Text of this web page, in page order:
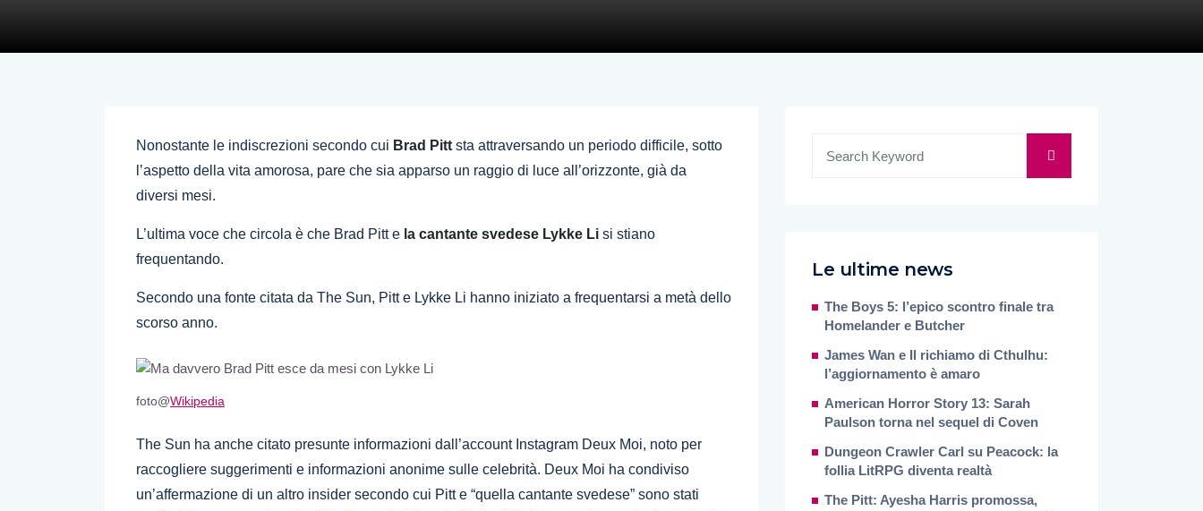
Nonostante le indiscrezioni secondo cui Brad Pitt sta attraversando un periodo difficile, sotto
l’aspetto della vita amorosa, pare che sia apparso un raggio di luce all’orizzonte, già da
diversi mesi.
L’ultima voce che circola è che Brad Pitt e la cantante svedese Lykke Li si stiano
frequentando.
Secondo una fonte citata da The Sun, Pitt e Lykke Li hanno iniziato a frequentarsi a metà dello
scorso anno.
foto@Wikipedia
The Sun ha anche citato presunte informazioni dall’account Instagram Deux Moi, noto per
raccogliere suggerimenti e informazioni anonime sulle celebrità. Deux Moi ha condiviso
un’affermazione di un altro insider secondo cui Pitt e “quella cantante svedese” sono stati
Le ultime news
The Boys 5: l’epico scontro finale tra
Homelander e Butcher
James Wan e Il richiamo di Cthulhu:
l’aggiornamento è amaro
American Horror Story 13: Sarah
Paulson torna nel sequel di Coven
Dungeon Crawler Carl su Peacock: la
follia LitRPG diventa realtà
The Pitt: Ayesha Harris promossa,